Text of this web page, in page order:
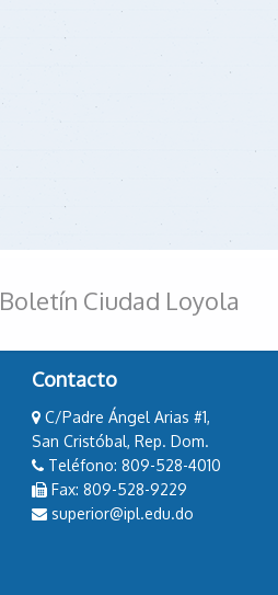
Boletín Ciudad Loyola
Contacto
C/Padre Ángel Arias #1,
San Cristóbal, Rep. Dom.
Teléfono: 809-528-4010
Fax: 809-528-9229
superior@ipl.edu.do